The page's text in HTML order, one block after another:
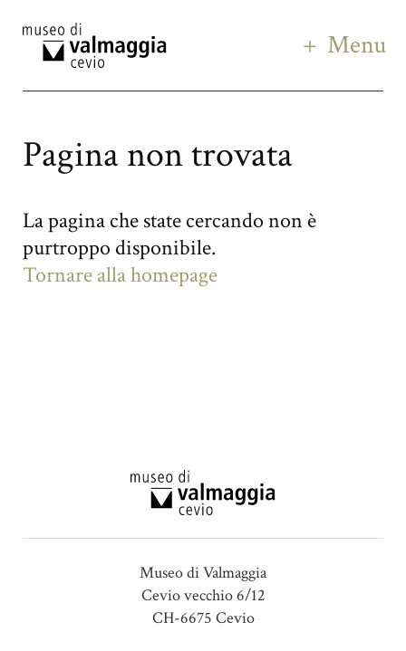
Menu
Pagina non trovata
La pagina che state cercando non è
purtroppo disponibile.
Tornare alla homepage
Museo di Valmaggia
Cevio vecchio 6/12
CH-6675 Cevio